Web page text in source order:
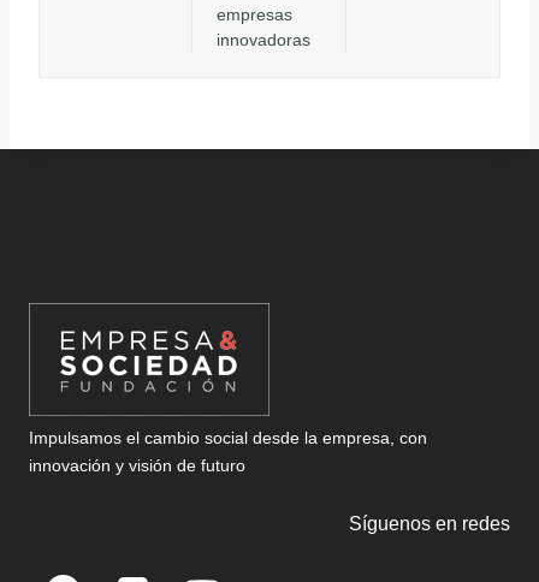
empresas
innovadoras
Impulsamos el cambio social desde la empresa, con
innovación y visión de futuro
Síguenos en redes